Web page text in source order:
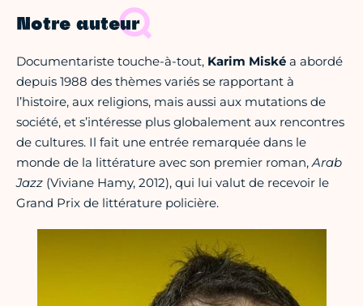
Notre auteur
Documentariste touche-à-tout, Karim Miské a abordé
depuis 1988 des thèmes variés se rapportant à
l’histoire, aux religions, mais aussi aux mutations de
société, et s’intéresse plus globalement aux rencontres
de cultures. Il fait une entrée remarquée dans le
monde de la littérature avec son premier roman,Arab
Jazz (Viviane Hamy, 2012), qui lui valut de recevoir le
Grand Prix de littérature policière.